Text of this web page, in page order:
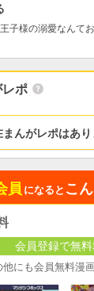
子様の溺愛なんて
ポ
まんがレポはあり
員 になると こ
会員登録で無
他にも会員無料漫